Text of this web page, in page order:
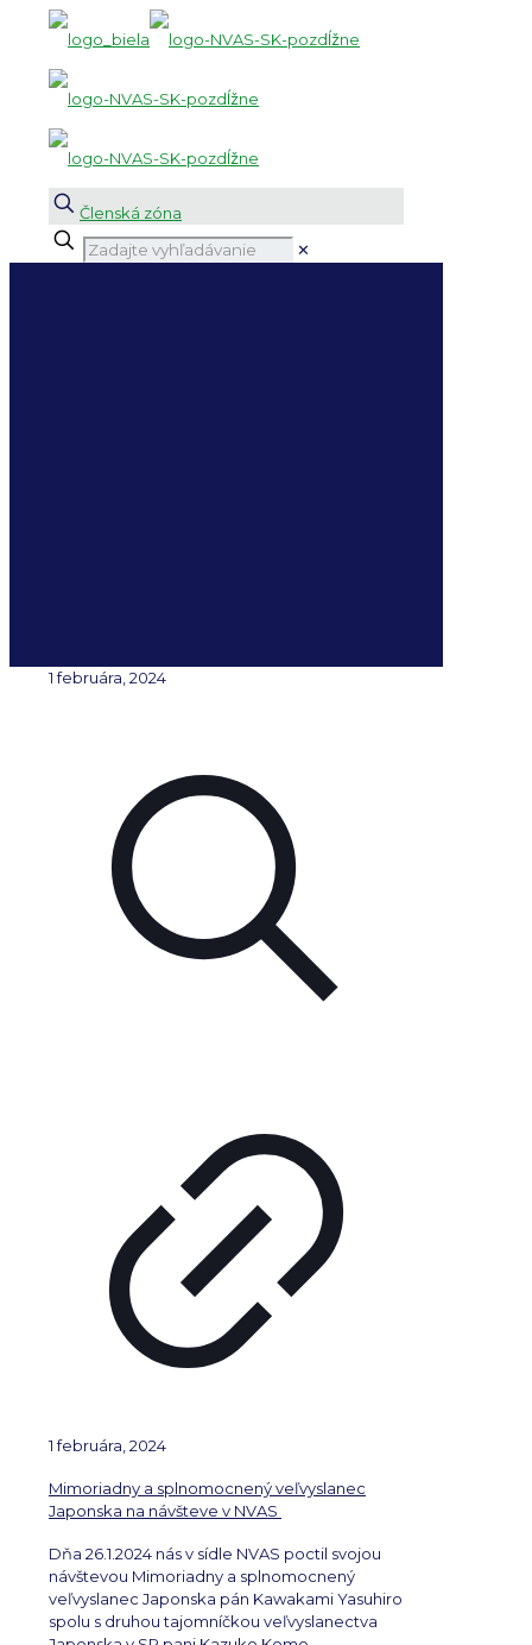
Členská zóna
✕
1 februára, 2024
1 februára, 2024
Mimoriadny a splnomocnený veľvyslanec
Japonska na návšteve v NVAS
Dňa 26.1.2024 nás v sídle NVAS poctil svojou
návštevou Mimoriadny a splnomocnený
veľvyslanec Japonska pán Kawakami Yasuhiro
spolu s druhou tajomníčkou veľvyslanectva